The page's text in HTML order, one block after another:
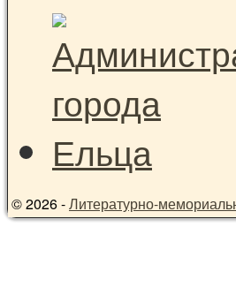
© 2026 -Литературно-